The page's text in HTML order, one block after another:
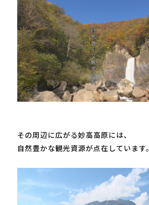
その周辺に広がる妙高高原には、
自然豊かな観光資源が点在しています。